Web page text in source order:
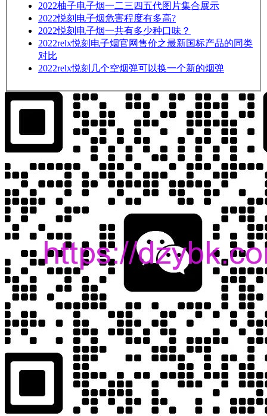
2022柚子电子烟一二三四五代图片集合展示
2022悦刻电子烟危害程度有多高?
2022悦刻电子烟一共有多少种口味？
2022relx悦刻电子烟官网售价之最新国标产品的同类
对比
2022relx悦刻几个空烟弹可以换一个新的烟弹